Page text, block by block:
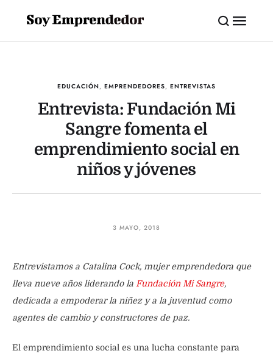
EDUCACIÓN, EMPRENDEDORES, ENTREVISTAS
Entrevista: Fundación Mi
Sangre fomenta el
emprendimiento social en
niños y jóvenes
3 MAYO, 2018
Entrevistamos a Catalina Cock, mujer emprendedora que
lleva nueve años liderando la Fundación Mi Sangre,
dedicada a empoderar la niñez y a la juventud como
agentes de cambio y constructores de paz.
El emprendimiento social es una lucha constante para